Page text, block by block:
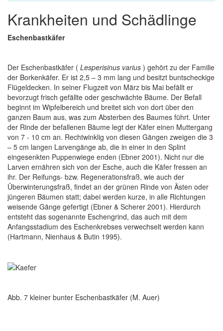
Krankheiten und Schädlinge
Eschenbastkäfer
Der Eschenbastkäfer ( Lesperisinus varius ) gehört zu der Familie
der Borkenkäfer. Er ist 2,5 – 3 mm lang und besitzt buntscheckige
Flügeldecken. In seiner Flugzeit von März bis Mai befällt er
bevorzugt frisch gefällte oder geschwächte Bäume. Der Befall
beginnt im Wipfelbereich und breitet sich von dort über den
ganzen Baum aus, was zum Absterben des Baumes führt. Unter
der Rinde der befallenen Bäume legt der Käfer einen Muttergang
von 7 - 10 cm an. Rechtwinklig von diesen Gängen zweigen die 3
– 5 cm langen Larvengänge ab, die in einer in den Splint
eingesenkten Puppenwiege enden (Ebner 2001). Nicht nur die
Larven ernähren sich von der Esche, auch die Käfer fressen an
ihr. Der Reifungs- bzw. Regenerationsfraß, wie auch der
Überwinterungsfraß, findet an der grünen Rinde von Ästen oder
jüngeren Bäumen statt; dabei werden kurze, in alle Richtungen
weisende Gänge gefertigt (Ebner & Scherer 2001). Hierdurch
entsteht das sogenannte Eschengrind, das auch mit dem
Anfangsstadium des Eschenkrebses verwechselt werden kann
(Hartmann, Nienhaus & Butin 1995).
Abb. 7 kleiner bunter Eschenbastkäfer (M. Auer)